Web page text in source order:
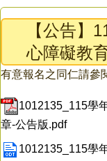
學生活動
教師研習
校園行事曆
【公告】
心障礙教
有意報名之同仁請參
1012135_115學
章-公告版.pdf
1012135_115學